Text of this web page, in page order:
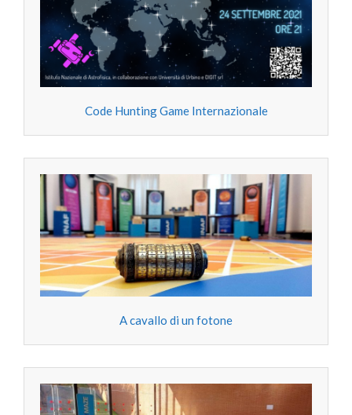
Code Hunting Game Internazionale
A cavallo di un fotone